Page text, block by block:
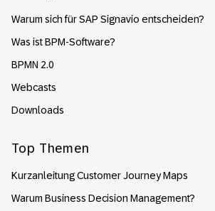
Warum sich für SAP Signavio entscheiden?
Was ist BPM-Software?
BPMN 2.0
Webcasts
Downloads
Top Themen
Kurzanleitung Customer Journey Maps
Warum Business Decision Management?